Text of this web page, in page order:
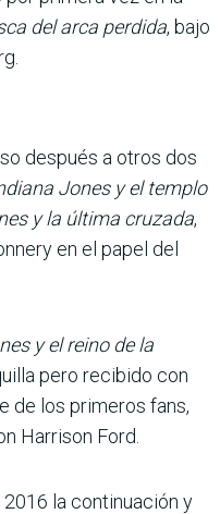
del arca perdida, bajo
después a otros dos
Jones y el templo
y la última cruzada,
en el papel del
y el reino de la
pero recibido con
de los primeros fans,
Harrison Ford.
la continuación y